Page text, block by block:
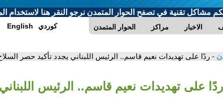
مشاكل تقنية في تصفح الحوار المتمدن نرجو النقر هنا لاستخدام
الحوار المتمدن مراكز الاخبار English كوردي
- ردًا على تهديدات نعيم قاسم.. الرئيس اللبناني يجدد تأكيد حصر
على تهديدات نعيم قاسم.. الرئيس